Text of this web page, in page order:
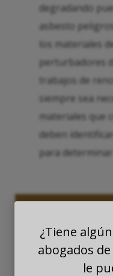
degradando
asbesto
los materiales
perturbadores
trabajos de
siempre sea
materiales que
deben
para
Descubra rápida y
¿Tiene
abogados
le